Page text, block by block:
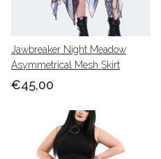
Jawbreaker Night Meadow
Asymmetrical Mesh Skirt
€45,00